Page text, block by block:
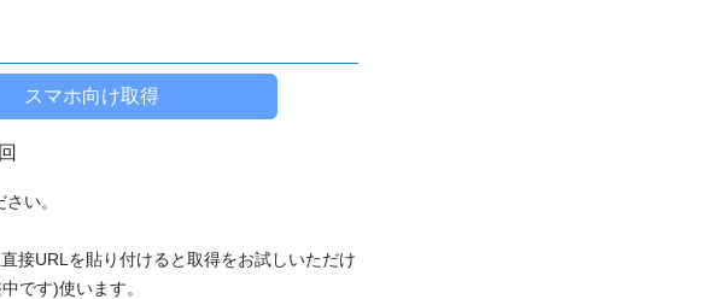
い。
接URLを貼り付けると取得をお試しいただけ
です)使います。